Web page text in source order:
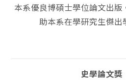
本系優良博碩士學位論文出
助本系在學研究生傑出
史學論文獎